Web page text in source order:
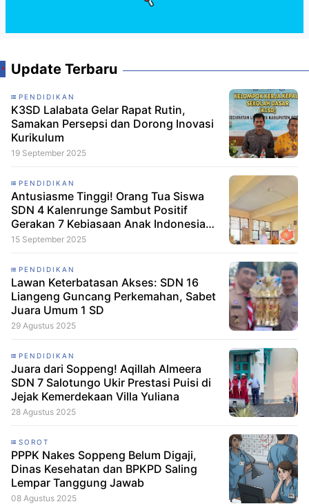
Update Terbaru
PENDIDIKAN
K3SD Lalabata Gelar Rapat Rutin,
Samakan Persepsi dan Dorong Inovasi
Kurikulum
19 September 2025
PENDIDIKAN
Antusiasme Tinggi! Orang Tua Siswa
SDN 4 Kalenrunge Sambut Positif
Gerakan 7 Kebiasaan Anak Indonesia
Hebat
15 September 2025
PENDIDIKAN
Lawan Keterbatasan Akses: SDN 16
Liangeng Guncang Perkemahan, Sabet
Juara Umum 1 SD
29 Agustus 2025
PENDIDIKAN
Juara dari Soppeng! Aqillah Almeera
SDN 7 Salotungo Ukir Prestasi Puisi di
Jejak Kemerdekaan Villa Yuliana
28 Agustus 2025
SOROT
PPPK Nakes Soppeng Belum Digaji,
Dinas Kesehatan dan BPKPD Saling
Lempar Tanggung Jawab
08 Agustus 2025